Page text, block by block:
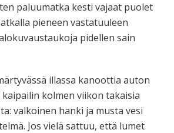
paluumatka kesti vajaat puolet
pieneen vastatuuleen
pidellen sain
illassa kanoottia auton
kolmen viikon takaisia
valkoinen hanki ja musta vesi
Jos vielä sattuu, että lumet